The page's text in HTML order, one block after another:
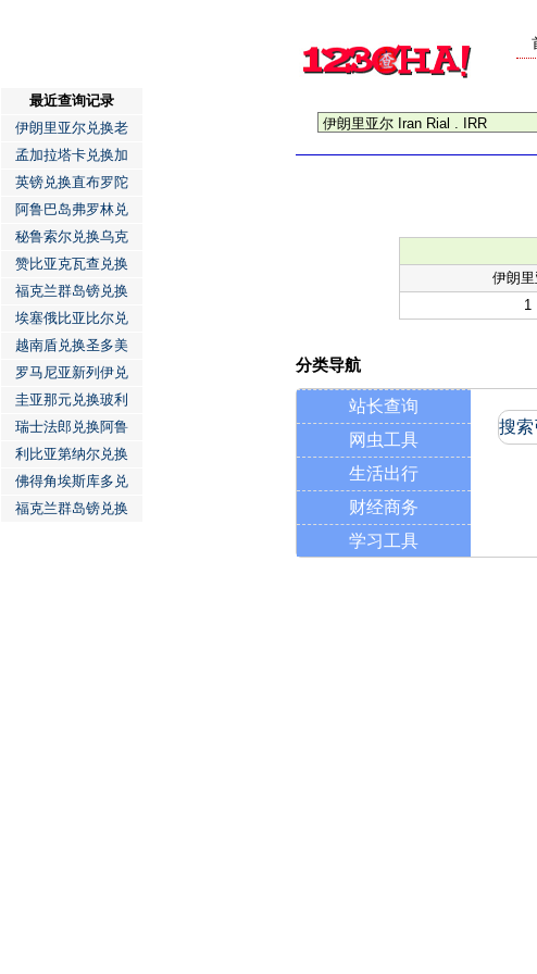
伊朗
1
最近查询记录
伊朗里亚尔兑换老
孟加拉塔卡兑换加
英镑兑换直布罗陀
阿鲁巴岛弗罗林兑
秘鲁索尔兑换乌克
赞比亚克瓦查兑换
福克兰群岛镑兑换
埃塞俄比亚比尔兑
越南盾兑换圣多美
罗马尼亚新列伊兑
圭亚那元兑换玻利
瑞士法郎兑换阿鲁
利比亚第纳尔兑换
佛得角埃斯库多兑
福克兰群岛镑兑换
分类导航
站长查询
网虫工具
生活出行
财经商务
学习工具